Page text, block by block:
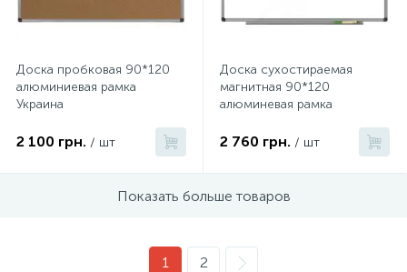
Доска пробковая 90*120
алюминиевая рамка
Украина
2 100 грн. / шт
Доска сухостираемая
магнитная 90*120
алюминевая рамка
2 760 грн. / шт
Показать больше товаров
1 2